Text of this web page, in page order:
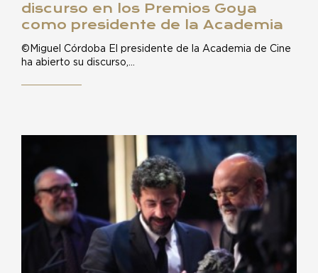
discurso en los Premios Goya
como presidente de la Academia
©Miguel Córdoba El presidente de la Academia de Cine
ha abierto su discurso,…